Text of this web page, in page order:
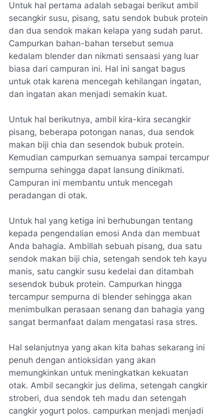
Untuk hal pertama adalah sebagai berikut ambil
secangkir susu, pisang, satu sendok bubuk protein
dan dua sendok makan kelapa yang sudah parut.
Campurkan bahan-bahan tersebut semua
kedalam blender dan nikmati sensaasi yang luar
biasa dari campuran ini. Hal ini sangat bagus
untuk otak karena mencegah kehilangan ingatan,
dan ingatan akan menjadi semakin kuat.
Untuk hal berikutnya, ambil kira-kira secangkir
pisang, beberapa potongan nanas, dua sendok
makan biji chia dan sesendok bubuk protein.
Kemudian campurkan semuanya sampai tercampur
sempurna sehingga dapat lansung dinikmati.
Campuran ini membantu untuk mencegah
peradangan di otak.
Untuk hal yang ketiga ini berhubungan tentang
kepada pengendalian emosi Anda dan membuat
Anda bahagia. Ambillah sebuah pisang, dua satu
sendok makan biji chia, setengah sendok teh kayu
manis, satu cangkir susu kedelai dan ditambah
sesendok bubuk protein. Campurkan hingga
tercampur sempurna di blender sehingga akan
menimbulkan perasaan senang dan bahagia yang
sangat bermanfaat dalam mengatasi rasa stres.
Hal selanjutnya yang akan kita bahas sekarang ini
penuh dengan antioksidan yang akan
memungkinkan untuk meningkatkan kekuatan
otak. Ambil secangkir jus delima, setengah cangkir
stroberi, dua sendok teh madu dan setengah
cangkir yogurt polos. campurkan menjadi menjadi